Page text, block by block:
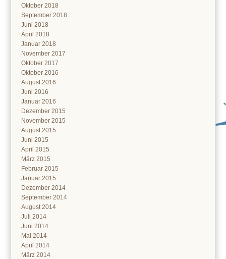
Oktober 2018
September 2018
Juni 2018
April 2018
Januar 2018
November 2017
Oktober 2017
Oktober 2016
August 2016
Juni 2016
Januar 2016
Dezember 2015
November 2015
August 2015
Juni 2015
April 2015
März 2015
Februar 2015
Januar 2015
Dezember 2014
September 2014
August 2014
Juli 2014
Juni 2014
Mai 2014
April 2014
März 2014